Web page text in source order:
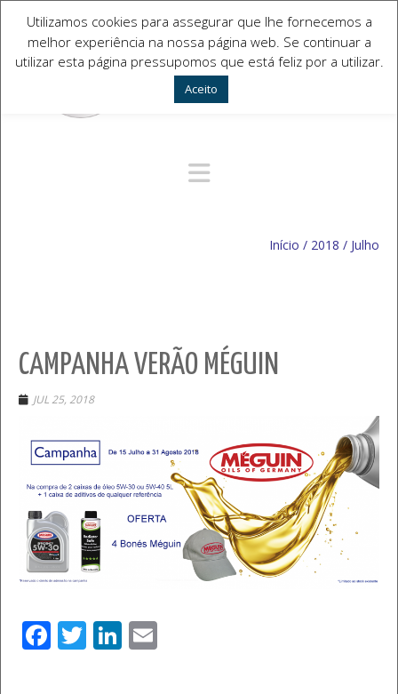
Navegação Alternativa
Início / 2018 / Julho
CAMPANHA VERÃO MÉGUIN
JUL 25, 2018
Facebook
TwitterLinkedIn
Utilizamos cookies para assegurar que lhe fornecemos a
melhor experiência na nossa página web. Se continuar a
utilizar esta página pressupomos que está feliz por a utilizar.
Aceito